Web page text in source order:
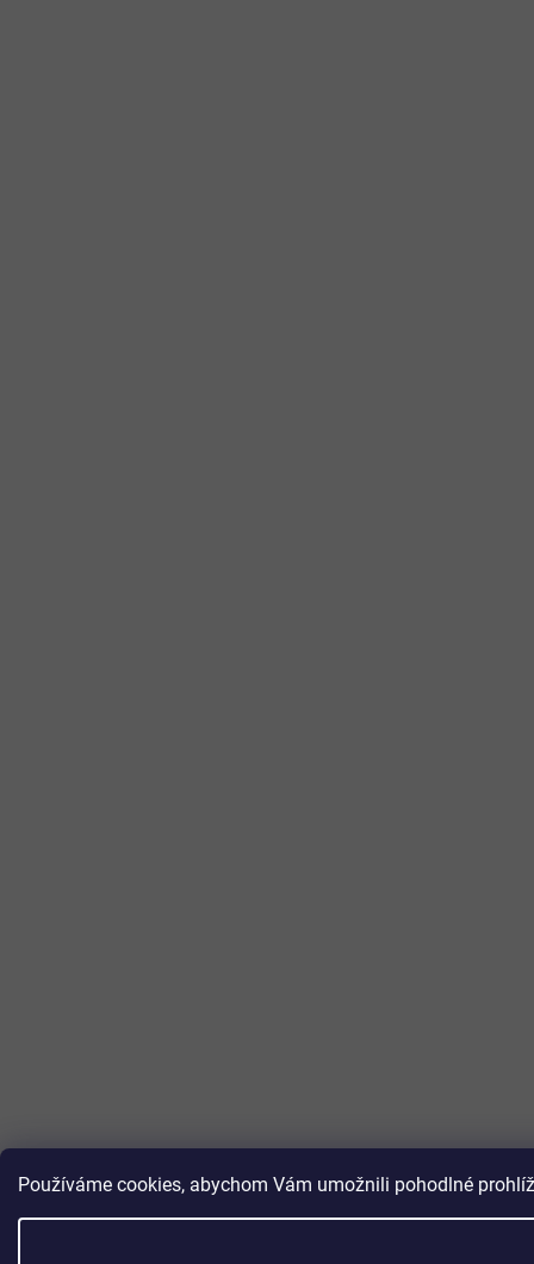
Používáme cookies, abychom Vám umožnili pohodlné